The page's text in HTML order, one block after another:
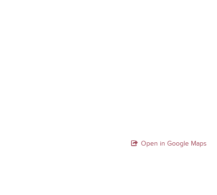
Open in Google Maps